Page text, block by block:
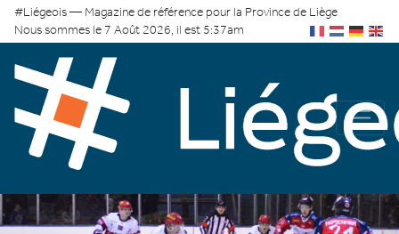
#Liégeois — Magazine de référence pour la Province de Liège
Nous sommes le 7 Août 2026, il est 5:37am